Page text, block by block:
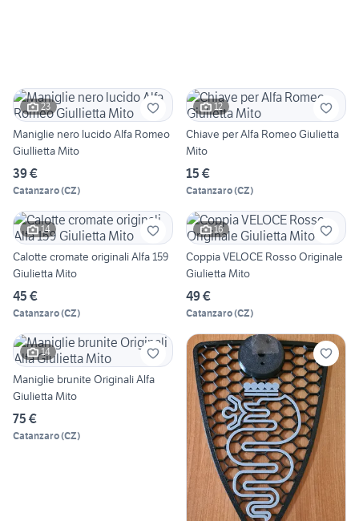
23
Maniglie nero lucido Alfa Romeo
Giullietta Mito
39 €
Catanzaro(CZ)
12
Chiave per Alfa Romeo Giulietta
Mito
15 €
Catanzaro(CZ)
14
Calotte cromate originali Alfa 159
Giulietta Mito
45 €
Catanzaro(CZ)
16
Coppia VELOCE Rosso Originale
Giulietta Mito
49 €
Catanzaro(CZ)
14
Maniglie brunite Originali Alfa
Giulietta Mito
75 €
Catanzaro(CZ)